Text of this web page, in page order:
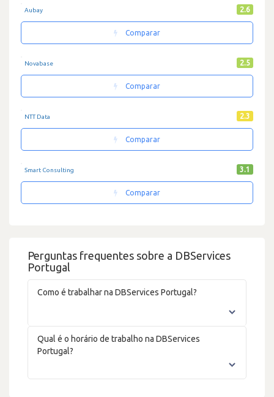
Perguntas frequentes sobre a DBServices
Portugal
Como é trabalhar na DBServices Portugal?
Qual é o horário de trabalho na DBServices
Portugal?
Aubay 2.6
Comparar
Novabase 2.5
Comparar
NTT Data 2.3
Comparar
Smart Consulting 3.1
Comparar